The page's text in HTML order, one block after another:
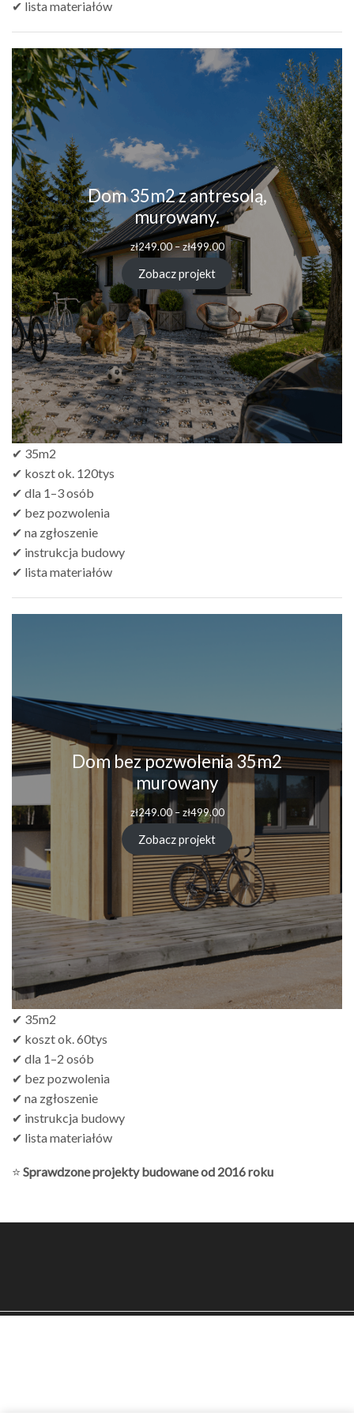
✔ lista materiałów
Dom 35m2 z antresolą,
murowany.
zł249.00–zł499.00Zakres
cen:
od
zł249.00
do
zł499.00
Zobacz projekt
✔ 35m2
✔ koszt ok. 120tys
✔ dla 1–3 osób
✔ bez pozwolenia
✔ na zgłoszenie
✔ instrukcja budowy
✔ lista materiałów
Dom bez pozwolenia 35m2
murowany
zł249.00 – zł499.00Zakres
od
zł249.00
do
zł499.00
Zobacz projekt
✔ 35m2
✔ koszt ok. 60tys
✔ dla 1–2 osób
✔ bez pozwolenia
✔ na zgłoszenie
✔ instrukcja budowy
✔ lista materiałów
⭐ Sprawdzone projekty budowane od 2016 roku